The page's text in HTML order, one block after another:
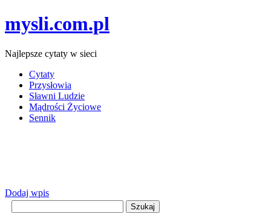
mysli.com.pl
Najlepsze cytaty w sieci
Cytaty
Przysłowia
Sławni Ludzie
Mądrości Życiowe
Sennik
Dodaj wpis